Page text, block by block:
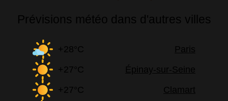
Prévisions météo dans d'autres villes
+28°C
Paris
+27°C
Épinay-sur-Seine
+27°C
Clamart